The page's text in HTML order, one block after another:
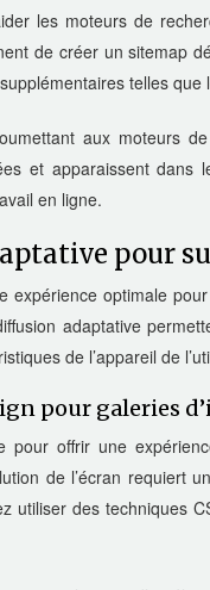
les moteurs de
de créer un sitemap
telles
aux moteurs
et apparaissent dans
en ligne.
pour
expérience optimale
adaptative
de l’appareil de
pour galeries
pour offrir une
de l’écran requiert
utiliser des techniques